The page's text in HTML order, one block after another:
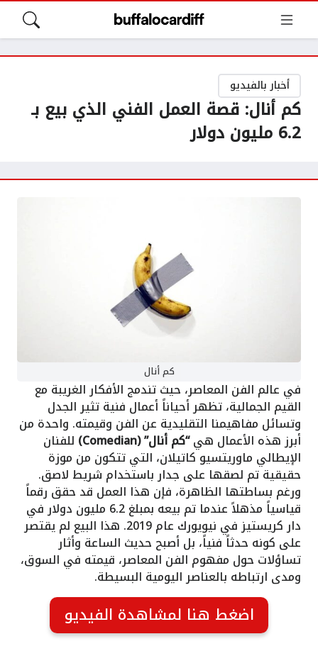
أخبار بالفيديو
كم أنال: قصة العمل الفني الذي بيع بـ
6.2 مليون دولار
كم أنال
في عالم الفن المعاصر، حيث تندمج الأفكار الغريبة مع
القيم الجمالية، تظهر أحياناً أعمال فنية تثير الجدل
وتسائل مفاهيمنا التقليدية عن الفن وقيمته. واحدة من
أبرز هذه الأعمال هي“كم أنال” (Comedian) للفنان
الإيطالي ماوريتسيو كاتيلان، التي تتكون من موزة
حقيقية تم لصقها على جدار باستخدام شريط لاصق.
ورغم بساطتها الظاهرة، فإن هذا العمل قد حقق رقماً
قياسياً مذهلاً عندما تم بيعه بمبلغ 6.2 مليون دولار في
دار كريستيز في نيويورك عام 2019. هذا البيع لم يقتصر
على كونه حدثاً فنياً، بل أصبح حديث الساعة وأثار
تساؤلات حول مفهوم الفن المعاصر، قيمته في السوق،
ومدى ارتباطه بالعناصر اليومية البسيطة.
اضغط هنا لمشاهدة الفيديو